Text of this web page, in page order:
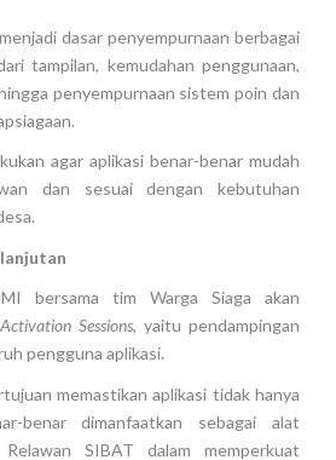
dasar penyempurnaan berbagai
tampilan, kemudahan penggunaan,
penyempurnaan sistem poin dan
agar aplikasi benar-benar mudah
dan sesuai dengan kebutuhan
bersama tim Warga Siaga akan
Sessions, yaitu pendampingan
pengguna aplikasi.
memastikan aplikasi tidak hanya
benar dimanfaatkan sebagai alat
SIBAT dalam memperkuat